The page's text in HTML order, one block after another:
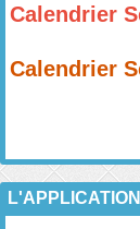
Calendrier
Calendrier